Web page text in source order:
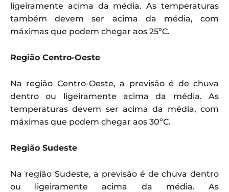
ligeiramente acima da média. As temperaturas
também devem ser acima da média, com
máximas que podem chegar aos 25ºC.
Região Centro-Oeste
Na região Centro-Oeste, a previsão é de chuva
dentro ou ligeiramente acima da média. As
temperaturas devem ser acima da média, com
máximas que podem chegar aos 30ºC.
Região Sudeste
Na região Sudeste, a previsão é de chuva dentro
ou ligeiramente acima da média. As